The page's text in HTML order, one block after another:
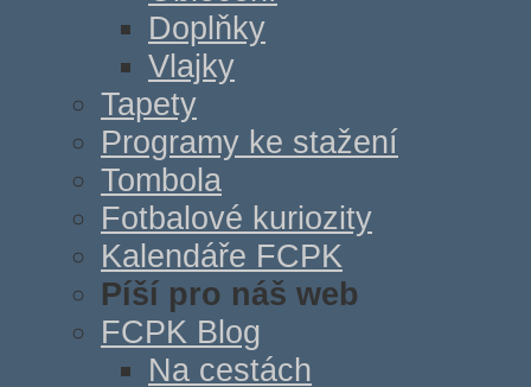
Doplňky
Vlajky
Tapety
Programy ke stažení
Tombola
Fotbalové kuriozity
Kalendáře FCPK
Píší pro náš web
FCPK Blog
Na cestách